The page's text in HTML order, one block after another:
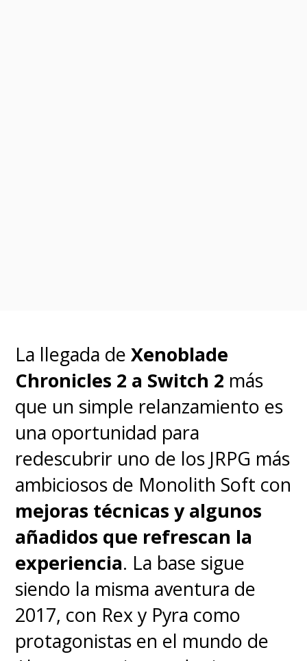
tienda digital de Nintendo
con un precio de$49.990.
Lo bueno
Narrativa brillantecon
personajes entrañables y
evolución emocional real.
Variedad de mecánicasque
nunca se repiten: cada nivel
es una sorpresa.
La llegada deXenoblade
Chronicles 2 a Switch 2 más
que un simple relanzamiento es
una oportunidad para
redescubrir uno de los JRPG más
ambiciosos de Monolith Soft con
mejoras técnicas y algunos
añadidos que refrescan la
experiencia. La base sigue
siendo la misma aventura de
2017, con Rex y Pyra como
protagonistas en el mundo de